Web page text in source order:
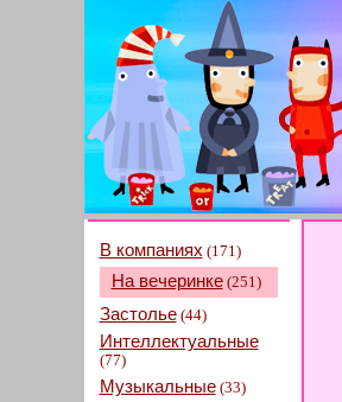
В компаниях (171)
На вечеринке(251)
Застолье(44)
Интеллектуальные
(77)
Музыкальные(33)